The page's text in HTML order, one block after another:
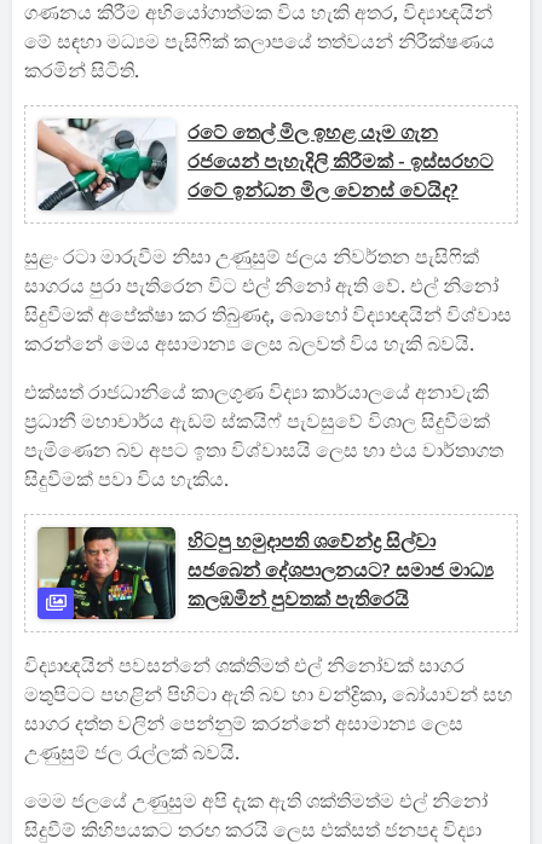
ගණනය කිරීම අභියෝගාත්මක විය හැකි අතර, විද්‍යාඥයින්
මේ සඳහා මධ්‍යම පැසිෆික් කලාපයේ තත්වයන් නිරීක්ෂණය
කරමින් සිටිති.
රටේ තෙල් මිල ඉහළ යෑම ගැන
රජයෙන් පැහැදිලි කිරීමක් - ඉස්සරහට
රටේ ඉන්ධන මිල වෙනස් වෙයිද?
සුළං රටා මාරුවීම නිසා උණුසුම් ජලය නිවර්තන පැසිෆික්
සාගරය පුරා පැතිරෙන විට එල් නිනෝ ඇති වේ. එල් නිනෝ
සිදුවීමක් අපේක්ෂා කර තිබුණද, බොහෝ විද්‍යාඥයින් විශ්වාස
කරන්නේ මෙය අසාමාන්‍ය ලෙස බලවත් විය හැකි බවයි.
එක්සත් රාජධානියේ කාලගුණ විද්‍යා කාර්යාලයේ අනාවැකි
ප්‍රධානී මහාචාර්ය ඇඩම් ස්කයිෆ් පැවසුවේ විශාල සිදුවීමක්
පැමිණෙන බව අපට ඉතා විශ්වාසයි ලෙස හා එය වාර්තාගත
සිදුවීමක් පවා විය හැකිය.
හිටපු හමුදාපති ශවේන්ද්‍ර සිල්වා
සජබෙන් දේශපාලනයට? සමාජ මාධ්‍ය
කලඹමින් පුවතක් පැතිරෙයි
විද්‍යාඥයින් පවසන්නේ ශක්තිමත් එල් නිනෝවක් සාගර
මතුපිටට පහළින් පිහිටා ඇති බව හා චන්ද්‍රිකා, බෝයාවන් සහ
සාගර දත්ත වලින් පෙන්නුම් කරන්නේ අසාමාන්‍ය ලෙස
උණුසුම් ජල රැල්ලක් බවයි.
මෙම ජලයේ උණුසුම අපි දැක ඇති ශක්තිමත්ම එල් නිනෝ
සිදුවීම් කිහිපයකට තරඟ කරයි ලෙස එක්සත් ජනපද විද්‍යා